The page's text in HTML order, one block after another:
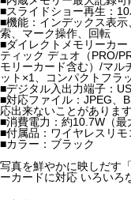
■スライドショー再生：
■機能：インデックス表
索、マーク操作、回転
■ダイレクトメモリーカ
ティック デュオ（PRO/
モリーカード含む）/マル
ット×1、コンパクトフラ
■デジタル入出力端子：
■対応ファイル：JPEG、
応出来ないことがあります
■消費電力：約10.7W（最
■付属品：ワイヤレスリ
■カラー：ブラック
写真を鮮やかに映しだす
ーカードに対応 いろいろ